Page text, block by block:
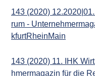
143 (2020)
rum -
kfurtRheinMain
143 (2020) 11. IHK
hmermagazin für die